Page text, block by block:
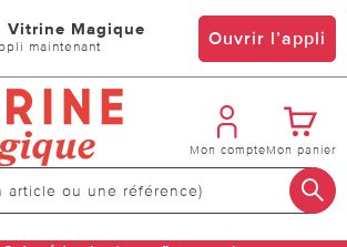
Vitrine Magique
maintenant Ouvrir l’appli
Mon compteMon panier